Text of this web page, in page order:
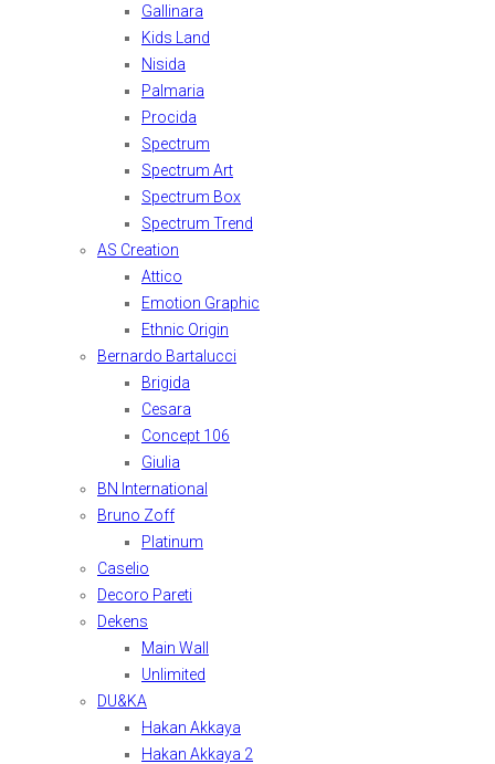
Gallinara
Kids Land
Nisida
Palmaria
Procida
Spectrum
Spectrum Art
Spectrum Box
Spectrum Trend
AS Creation
Attico
Emotion Graphic
Ethnic Origin
Bernardo Bartalucci
Brigida
Cesara
Concept 106
Giulia
BN International
Bruno Zoff
Platinum
Caselio
Decoro Pareti
Dekens
Main Wall
Unlimited
DU&KA
Hakan Akkaya
Hakan Akkaya 2